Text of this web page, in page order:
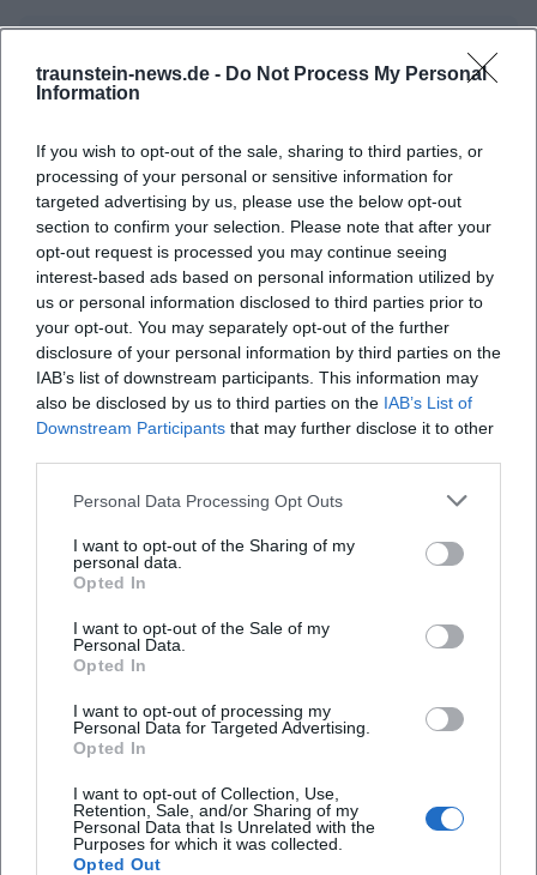
traunstein-news.de - Do Not Process My Personal
Information
If you wish to opt-out of the sale, sharing to third parties, or
processing of your personal or sensitive information for
targeted advertising by us, please use the below opt-out
section to confirm your selection. Please note that after your
opt-out request is processed you may continue seeing
interest-based ads based on personal information utilized by
us or personal information disclosed to third parties prior to
your opt-out. You may separately opt-out of the further
disclosure of your personal information by third parties on the
IAB’s list of downstream participants. This information may
also be disclosed by us to third parties on the IAB’s List of
Downstream Participants that may further disclose it to other
Personal Data Processing Opt Outs
I want to opt-out of the Sharing of my
personal data.
Opted In
I want to opt-out of the Sale of my
Personal Data.
Opted In
I want to opt-out of processing my
Personal Data for Targeted Advertising.
Opted In
I want to opt-out of Collection, Use,
Retention, Sale, and/or Sharing of my
Personal Data that Is Unrelated with the
Purposes for which it was collected.
Opted Out
Map unavailable
Open in Google Maps
Häufig gestellte Fragen
Wann beginnt die Veranstaltung und wann ist
Einlass
Wie lange dauert die Lesung
Gibt es freie Platzwahl
Was kosten die Tickets